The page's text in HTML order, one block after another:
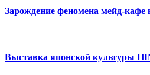
Зарождение феномена мейд-кафе
Выставка японской культуры